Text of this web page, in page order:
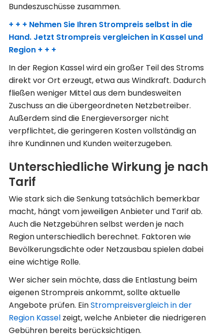
Bundeszuschüsse zusammen.
+ + + Nehmen Sie Ihren Strompreis selbst in die
Hand. Jetzt Strompreis vergleichen in Kassel und
Region + + +
In der Region Kassel wird ein großer Teil des Stroms
direkt vor Ort erzeugt, etwa aus Windkraft. Dadurch
fließen weniger Mittel aus dem bundesweiten
Zuschuss an die übergeordneten Netzbetreiber.
Außerdem sind die Energieversorger nicht
verpflichtet, die geringeren Kosten vollständig an
ihre Kundinnen und Kunden weiterzugeben.
Unterschiedliche Wirkung je nach
Tarif
Wie stark sich die Senkung tatsächlich bemerkbar
macht, hängt vom jeweiligen Anbieter und Tarif ab.
Auch die Netzgebühren selbst werden je nach
Region unterschiedlich berechnet. Faktoren wie
Bevölkerungsdichte oder Netzausbau spielen dabei
eine wichtige Rolle.
Wer sicher sein möchte, dass die Entlastung beim
eigenen Strompreis ankommt, sollte aktuelle
Angebote prüfen. EinStrompreisvergleich in der
Region Kassel zeigt, welche Anbieter die niedrigeren
Gebühren bereits berücksichtigen.